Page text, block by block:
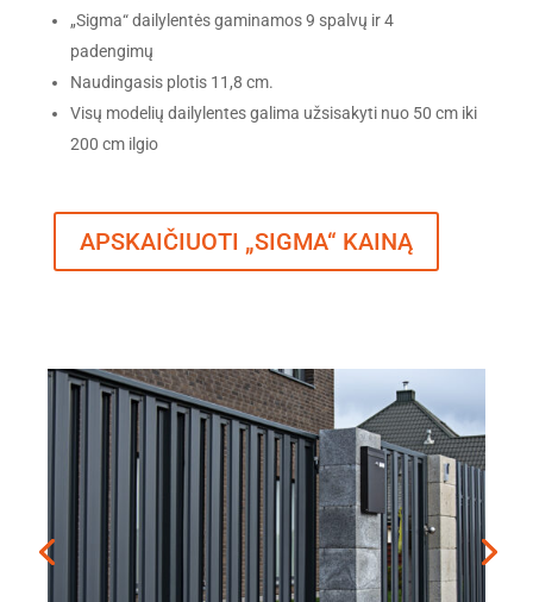
„Sigma“ dailylentės gaminamos 9 spalvų ir 4
padengimų
Naudingasis plotis 11,8 cm.
Visų modelių dailylentes galima užsisakyti nuo 50 cm iki
200 cm ilgio
APSKAIČIUOTI „SIGMA“ KAINĄ